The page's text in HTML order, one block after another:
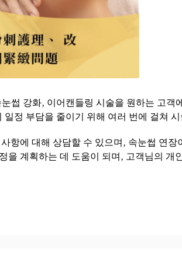
썹 강화, 이어캔들링 시술을 원하는 고
정 부담을 줄이기 위해 여러 번에 걸쳐
항에 대해 상담할 수 있으며, 속눈썹 연
을 계획하는 데 도움이 되며, 고객님의